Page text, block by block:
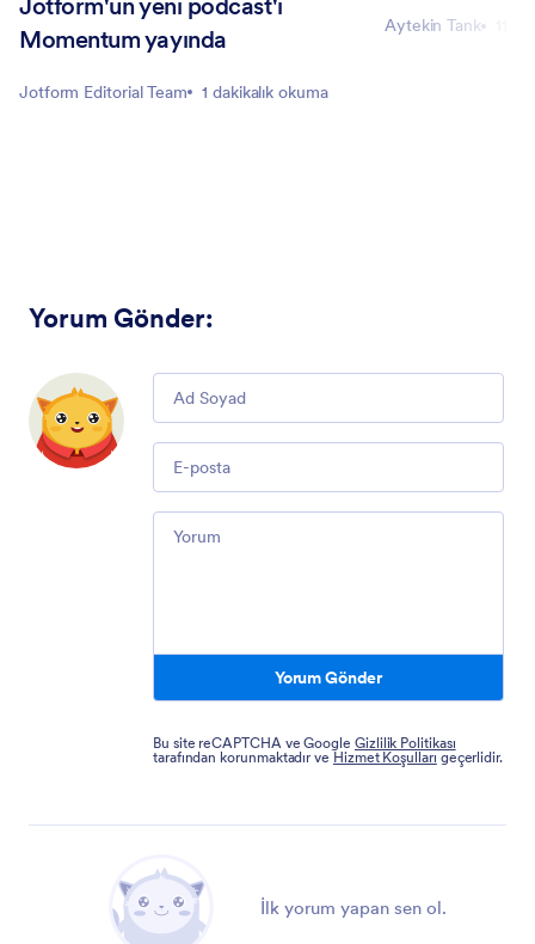
Momentum yayında
Jotform Editorial Team 1 dakikalık okuma
Aytekin Tank
Yorum Gönder:
Comment
Email
Comment
Yorum Gönder
Bu site reCAPTCHA ve Google Gizlilik Politikası
tarafından korunmaktadır veHizmet Koşullarıgeçerlidir.
İlk yorum yapan sen ol.